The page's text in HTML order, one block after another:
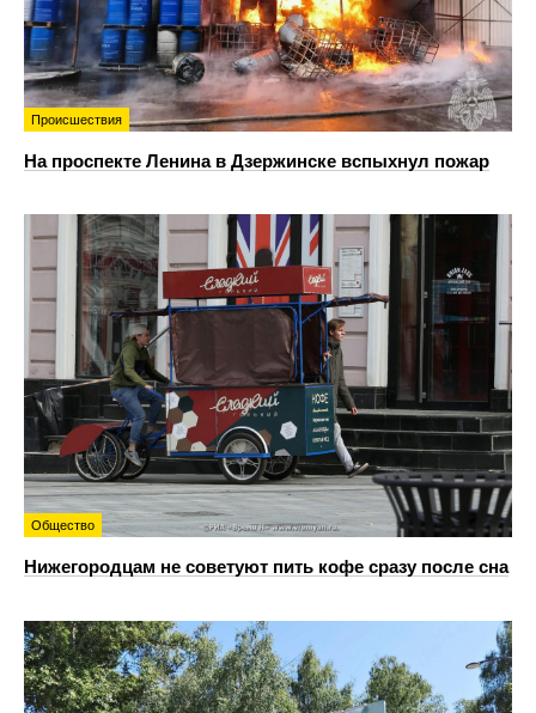
Происшествия
На проспекте Ленина в Дзержинске вспыхнул пожар
Общество
Нижегородцам не советуют пить кофе сразу после сна